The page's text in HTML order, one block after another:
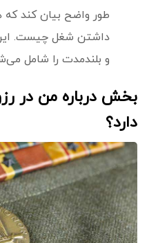
طور واضح بیان کند
داشتن شغل چیست.
و بلند‌مدت را شامل
بخش درباره من در
دارد؟